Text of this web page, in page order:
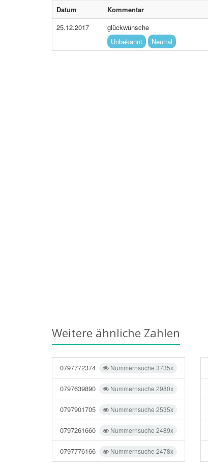
Datum
Kommentar
25.12.2017
glückwünsche
Unbekannt
Neutral
Weitere ähnliche Zahlen
Nummernsuche 3735x
0797772374
Nummernsuche 2980x
0797639890
Nummernsuche 2535x
0797901705
Nummernsuche 2489x
0797261660
Nummernsuche 2478x
0797776166